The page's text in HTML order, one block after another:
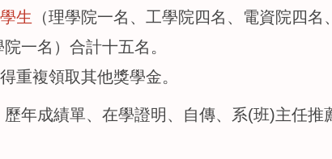
生 （理學院一名、工學院四名、電資院四
一名）合計十五名。
重複領取其他獎學金。
年成績單、在學證明、自傳、系(班)主任推